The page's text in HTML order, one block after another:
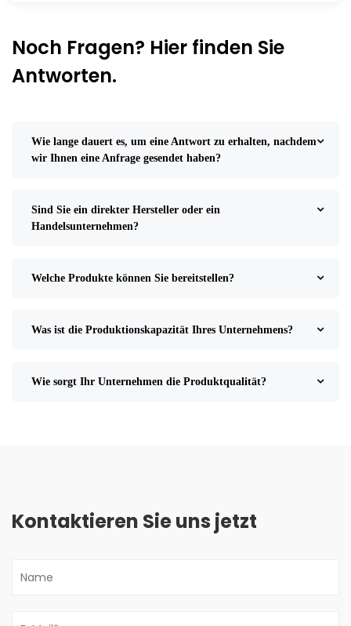
Noch Fragen? Hier finden Sie
Antworten.
Wie lange dauert es, um eine Antwort zu erhalten, nachdem
wir Ihnen eine Anfrage gesendet haben?
Sind Sie ein direkter Hersteller oder ein
Handelsunternehmen?
Welche Produkte können Sie bereitstellen?
Was ist die Produktionskapazität Ihres Unternehmens?
Wie sorgt Ihr Unternehmen die Produktqualität?
Kontaktieren Sie uns jetzt